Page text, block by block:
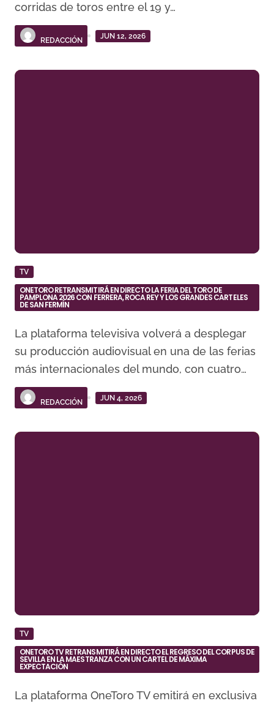
corridas de toros entre el 19 y…
REDACCIÓN
JUN 12, 2026
TV
ONETORO RETRANSMITIRÁ EN DIRECTO LA FERIA DEL TORO DE
PAMPLONA 2026 CON FERRERA, ROCA REY Y LOS GRANDES CARTELES
DE SAN FERMÍN
La plataforma televisiva volverá a desplegar
su producción audiovisual en una de las ferias
más internacionales del mundo, con cuatro…
REDACCIÓN
JUN 4, 2026
TV
ONETORO TV RETRANSMITIRÁ EN DIRECTO EL REGRESO DEL CORPUS DE
SEVILLA EN LA MAESTRANZA CON UN CARTEL DE MÁXIMA
EXPECTACIÓN
La plataforma OneToro TV emitirá en exclusiva